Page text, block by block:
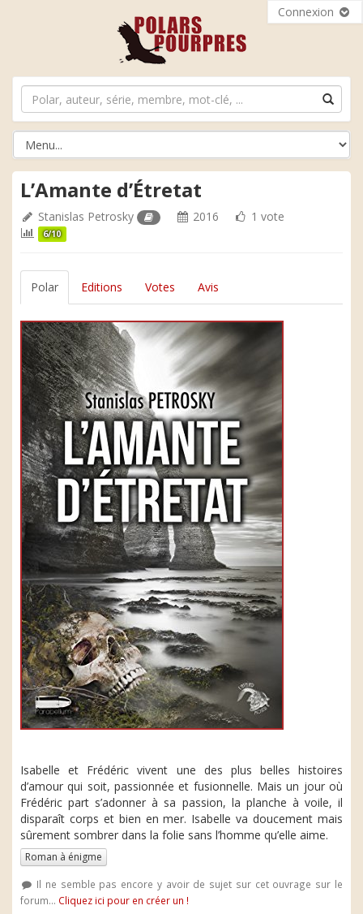
Connexion
L’Amante d’Étretat
Stanislas Petrosky 2016 1 vote
6/10
Polar Editions Votes Avis
Isabelle et Frédéric vivent une des plus belles histoires
d’amour qui soit, passionnée et fusionnelle. Mais un jour où
Frédéric part s’adonner à sa passion, la planche à voile, il
disparaît corps et bien en mer. Isabelle va doucement mais
sûrement sombrer dans la folie sans l’homme qu’elle aime.
Roman à énigme
Il ne semble pas encore y avoir de sujet sur cet ouvrage sur le
forum... Cliquez ici pour en créer un !